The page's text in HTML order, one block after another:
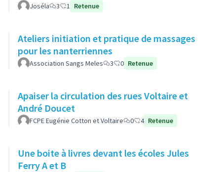
Joséla 3 1 Retenue
Ateliers initiation et pratique de massages
pour les nanterriennes
Association Sangs Meles 3 0 Retenue
Apaiser la circulation des rues Voltaire et
André Doucet
FCPE Eugénie Cotton et Voltaire 0 4 Retenue
Une boite à livres devant les écoles Jules
Ferry A et B